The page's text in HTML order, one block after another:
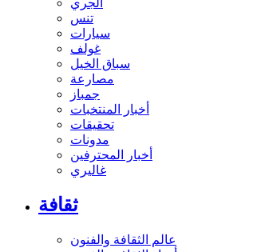
الجري
تنس
سيارات
غولف
سباق الخيل
مصارعة
جمباز
أخبار المنتخبات
تحقيقات
مدونات
أخبار المحترفين
غاليري
ثقافة
عالم الثقافة والفنون